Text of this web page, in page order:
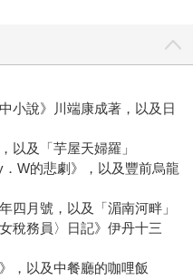
小說》川端康成著，以及日
及「芋屋天婦羅」
W的悲劇》，以及豐前烏龍
月號，以及「湄南河畔」
稅務員〉日記》伊丹十三
，以及中餐廳的咖哩飯